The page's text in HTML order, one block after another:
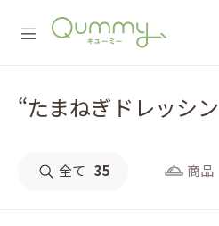
“たまねぎドレッシ
全て 35 商品